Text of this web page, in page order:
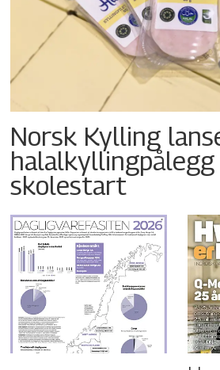
Norsk Kylling
skolestart